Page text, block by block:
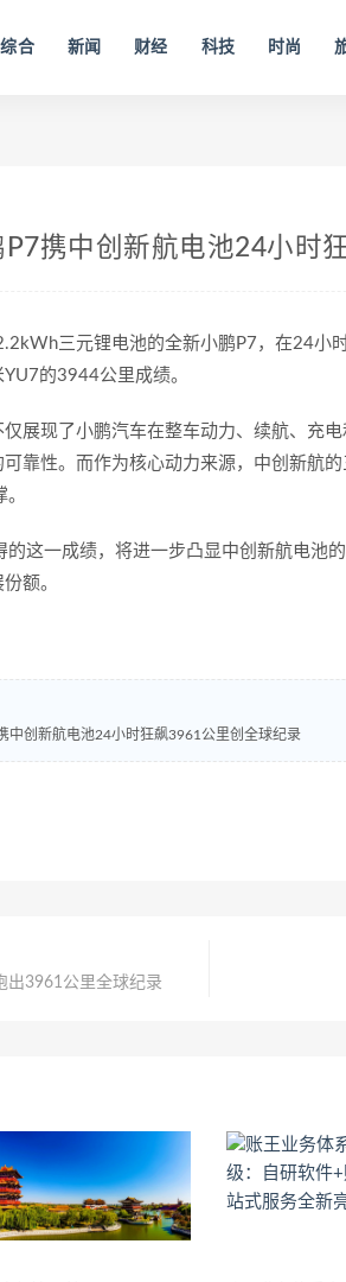
综合 新闻 财经 科技 时尚
携中创新航电池24小时
三元锂电池的全新小鹏P7，在24小
的3944公里成绩。​
展现了小鹏汽车在整车动力、续航、充
靠性。而作为核心动力来源，中创新航
这一成绩，将进一步凸显中创新航电池
额。
中创新航电池24小时狂飙3961公里创全球纪录
出3961公里全球纪录